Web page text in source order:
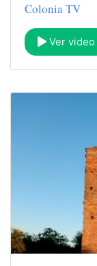
Colonia TV
Ver video